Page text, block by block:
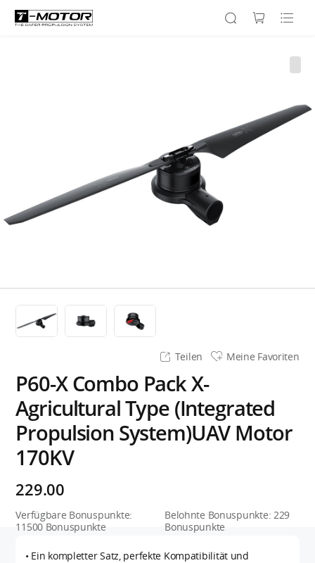
Teilen Meine Favoriten
P60-X Combo Pack X-
Agricultural Type (Integrated
Propulsion System)UAV Motor
170KV
229.00
Verfügbare Bonuspunkte:
11500 Bonuspunkte
Belohnte Bonuspunkte: 229
Bonuspunkte
• Ein kompletter Satz, perfekte Kompatibilität und